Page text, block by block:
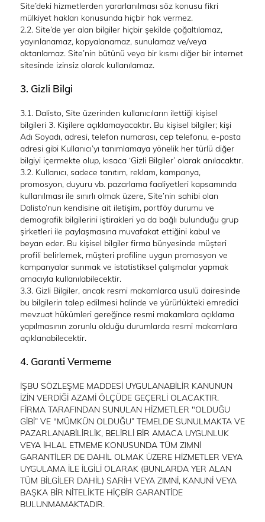
Site’deki hizmetlerden yararlanılması söz konusu fikri
mülkiyet hakları konusunda hiçbir hak vermez.
2.2. Site’de yer alan bilgiler hiçbir şekilde çoğaltılamaz,
yayınlanamaz, kopyalanamaz, sunulamaz ve/veya
aktarılamaz. Site’nin bütünü veya bir kısmı diğer bir internet
sitesinde izinsiz olarak kullanılamaz.
3. Gizli Bilgi
3.1. Dalisto, Site üzerinden kullanıcıların ilettiği kişisel
bilgileri 3. Kişilere açıklamayacaktır. Bu kişisel bilgiler; kişi
Adı Soyadı, adresi, telefon numarası, cep telefonu, e-posta
adresi gibi Kullanıcı’yı tanımlamaya yönelik her türlü diğer
bilgiyi içermekte olup, kısaca ‘Gizli Bilgiler’ olarak anılacaktır.
3.2. Kullanıcı, sadece tanıtım, reklam, kampanya,
promosyon, duyuru vb. pazarlama faaliyetleri kapsamında
kullanılması ile sınırlı olmak üzere, Site’nin sahibi olan
Dalisto’nun kendisine ait iletişim, portföy durumu ve
demografik bilgilerini iştirakleri ya da bağlı bulunduğu grup
şirketleri ile paylaşmasına muvafakat ettiğini kabul ve
beyan eder. Bu kişisel bilgiler firma bünyesinde müşteri
profili belirlemek, müşteri profiline uygun promosyon ve
kampanyalar sunmak ve istatistiksel çalışmalar yapmak
amacıyla kullanılabilecektir.
3.3. Gizli Bilgiler, ancak resmi makamlarca usulü dairesinde
bu bilgilerin talep edilmesi halinde ve yürürlükteki emredici
mevzuat hükümleri gereğince resmi makamlara açıklama
yapılmasının zorunlu olduğu durumlarda resmi makamlara
açıklanabilecektir.
4. Garanti Vermeme
İŞBU SÖZLEŞME MADDESİ UYGULANABİLİR KANUNUN
İZİN VERDİĞİ AZAMİ ÖLÇÜDE GEÇERLİ OLACAKTIR.
FİRMA TARAFINDAN SUNULAN HİZMETLER "OLDUĞU
GİBİ” VE "MÜMKÜN OLDUĞU” TEMELDE SUNULMAKTA VE
PAZARLANABİLİRLİK, BELİRLİ BİR AMACA UYGUNLUK
VEYA İHLAL ETMEME KONUSUNDA TÜM ZIMNİ
GARANTİLER DE DAHİL OLMAK ÜZERE HİZMETLER VEYA
UYGULAMA İLE İLGİLİ OLARAK (BUNLARDA YER ALAN
TÜM BİLGİLER DAHİL) SARİH VEYA ZIMNİ, KANUNİ VEYA
BAŞKA BİR NİTELİKTE HİÇBİR GARANTİDE
BULUNMAMAKTADIR.